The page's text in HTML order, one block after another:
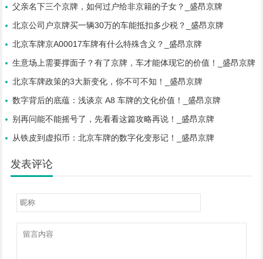
父亲名下三个京牌，如何过户给非京籍的子女？_盛昂京牌
北京公司户京牌买一辆30万的车能抵扣多少税？_盛昂京牌
北京车牌京A00017车牌有什么特殊含义？_盛昂京牌
生意场上需要撑面子？有了京牌，车才能体现它的价值！_盛昂京牌
北京车牌政策的3大新变化，你不可不知！_盛昂京牌
数字背后的底蕴：浅谈京 A8 车牌的文化价值！_盛昂京牌
别再问能不能摇号了，先看看这篇攻略再说！_盛昂京牌
从铁皮到虚拟币：北京车牌的数字化变形记！_盛昂京牌
发表评论